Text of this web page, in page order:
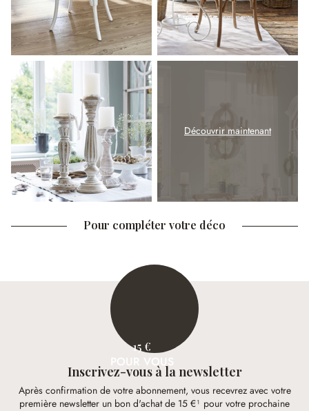
Découvrir maintenant
Pour compléter votre déco
15 €
POUR VOUS
Inscrivez-vous à la newsletter
Après confirmation de votre abonnement, vous recevrez avec votre
première newsletter un bon d'achat de 15 €¹ pour votre prochaine